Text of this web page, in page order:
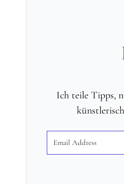
Ich teile Tipps,